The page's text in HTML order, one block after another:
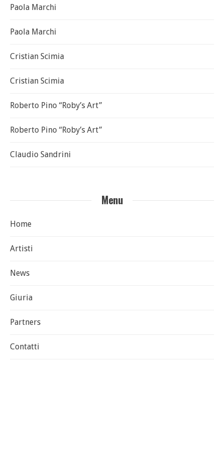
Paola Marchi
Paola Marchi
Cristian Scimia
Cristian Scimia
Roberto Pino “Roby’s Art”
Roberto Pino “Roby’s Art”
Claudio Sandrini
Menu
Home
Artisti
News
Giuria
Partners
Contatti